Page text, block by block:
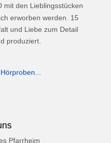
mit den Lieblingsstücken
erworben werden. 15
und Liebe zum Detail
produziert.
Pfarrheim